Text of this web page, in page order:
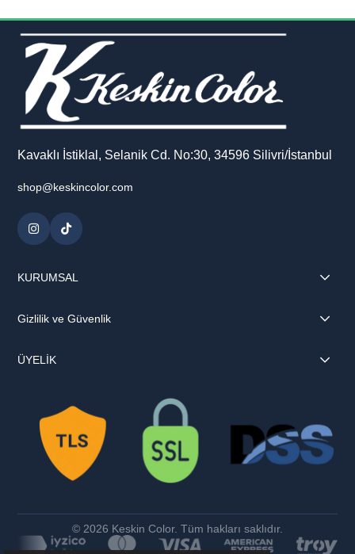
Kavaklı İstiklal, Selanik Cd. No:30, 34596 Silivri/İstanbul
shop@keskincolor.com
KURUMSAL
Gizlilik ve Güvenlik
ÜYELİK
© 2026 Keskin Color. Tüm hakları saklıdır.